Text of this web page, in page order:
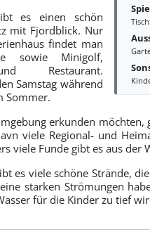
es einen schön
mit Fjordblick. Nur
findet man
sowie Minigolf,
Restaurant.
Samstag während
Sommer.
erkunden
viele Regional- und
viele Funde gibt es aus der
es viele schöne Strände,
starken Strömungen
für die Kinder zu tief